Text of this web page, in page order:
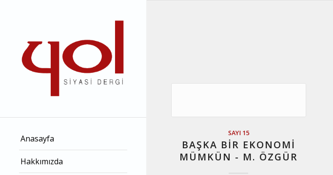
Anasayfa
Hakkımızda
SAYI 15
BAŞKA BIR EKONOMI
MÜMKÜN - M. ÖZGÜR